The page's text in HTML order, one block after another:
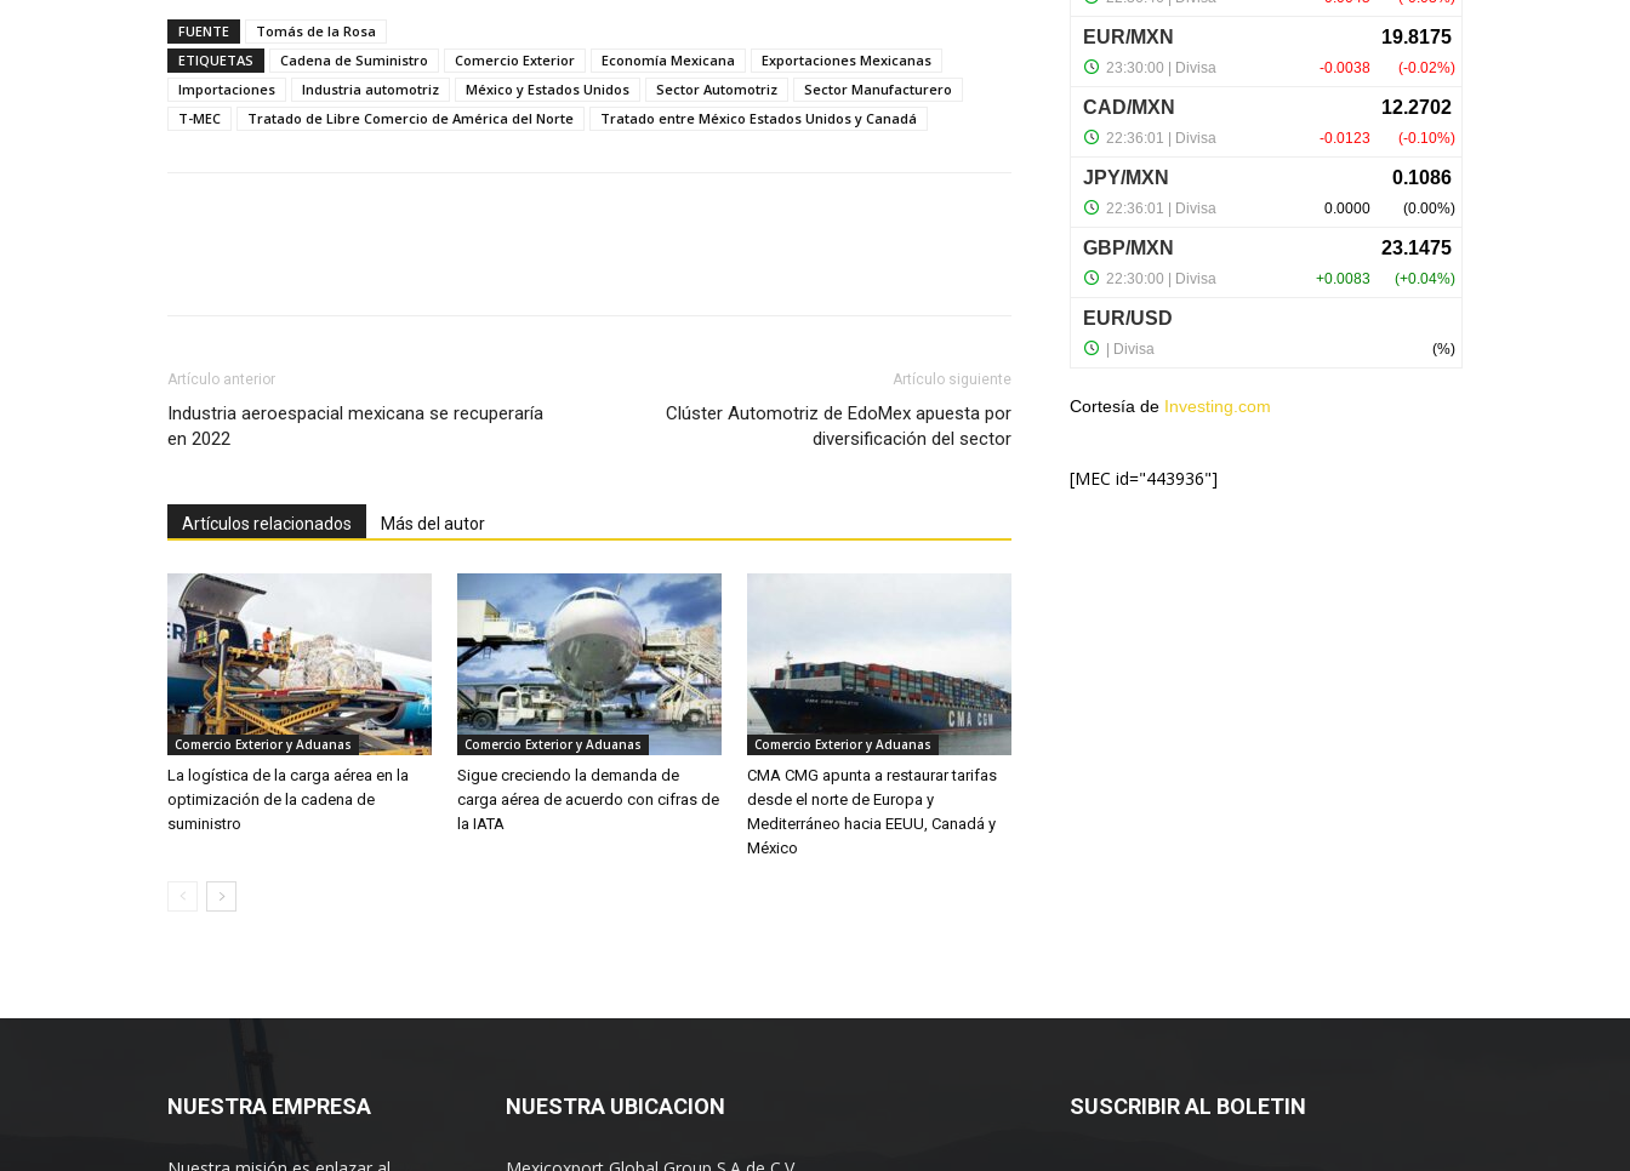
FUENTE
Tomás de la Rosa
ETIQUETAS
Cadena de Suministro Comercio Exterior Economía Mexicana
Exportaciones Mexicanas
Importaciones
Industria automotriz México y Estados Unidos Sector Automotriz
Sector Manufacturero
T-MEC
Tratado de Libre Comercio de América del Norte Tratado entre México Estados Unidos y Canadá
Artículo anterior
Industria aeroespacial mexicana se recuperaría
en 2022
Artículo siguiente
Clúster Automotriz de EdoMex apuesta por
diversificación del sector
Artículos relacionados Más del autor
Comercio Exterior y Aduanas
La logística de la carga aérea en la
optimización de la cadena de
suministro
Comercio Exterior y Aduanas
Sigue creciendo la demanda de
carga aérea de acuerdo con cifras de
la IATA
Comercio Exterior y Aduanas
CMA CMG apunta a restaurar tarifas
desde el norte de Europa y
Mediterráneo hacia EEUU, Canadá y
México
Cortesía de Investing.com
[MEC id="443936"]
NUESTRA EMPRESA NUESTRA UBICACION SUSCRIBIR AL BOLETIN